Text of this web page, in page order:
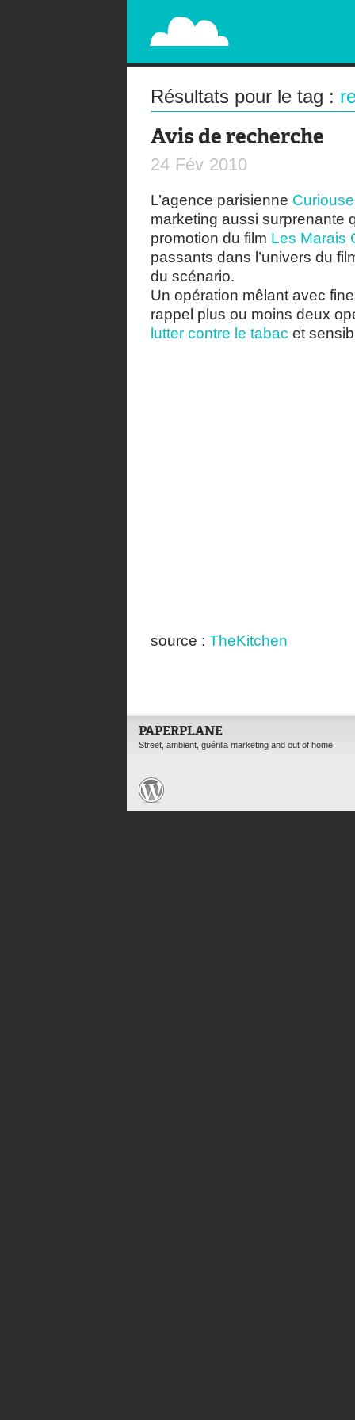
PAPERPLANE
STREET, AMBIENT, GUÉRILLA MARKETING
Résultats pour le tag :
Avis de recherche
24 Fév 2010
L’agence parisienne
marketing aussi surprenante
promotion du film Les Marais
passants dans l’univers du
du scénario.
Un opération mêlant avec
rappel plus ou moins deux
lutter contre le tabac et
source : TheKitchen
PAPERPLANE
Street, ambient, guérilla marketing and out of home